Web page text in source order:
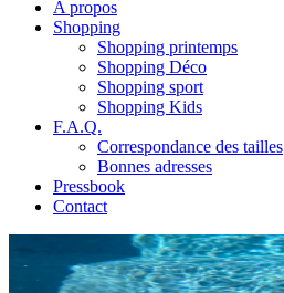
A propos
Shopping
Shopping printemps
Shopping Déco
Shopping sport
Shopping Kids
F.A.Q.
Correspondance des tailles
Bonnes adresses
Pressbook
Contact